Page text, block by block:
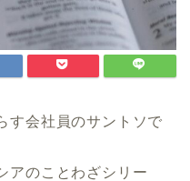
す会社員のサントソで
アのことわざシリー